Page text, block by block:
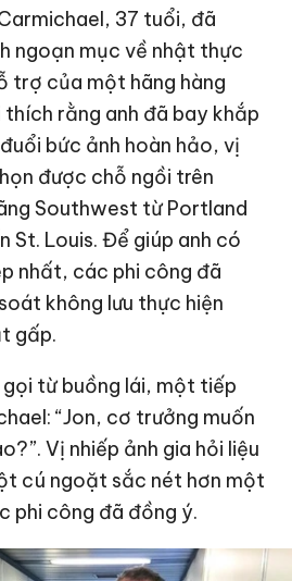
37 tuổi, đã
ngoạn mục về nhật thực
trợ của một hãng hàng
thích rằng anh đã bay khắp
bức ảnh hoàn hảo, vị
được chỗ ngồi trên
Southwest từ Portland
St. Louis. Để giúp anh có
nhất, các phi công đã
không lưu thực hiện
gấp.
gọi từ buồng lái, một tiếp
“Jon, cơ trưởng muốn
Vị nhiếp ảnh gia hỏi liệu
cú ngoặt sắc nét hơn một
phi công đã đồng ý.